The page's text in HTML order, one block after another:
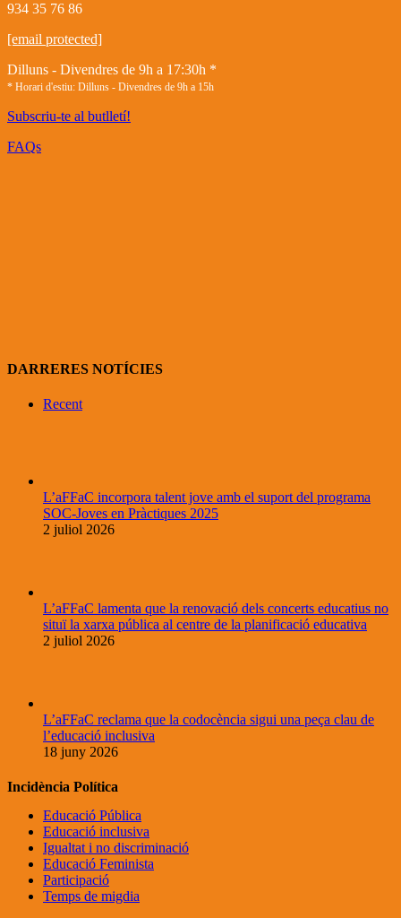
934 35 76 86
[email protected]
Dilluns - Divendres de 9h a 17:30h *
* Horari d'estiu: Dilluns - Divendres de 9h a 15h
Subscriu-te al butlletí!
FAQs
DARRERES NOTÍCIES
Recent
L’aFFaC incorpora talent jove amb el suport del programa
SOC-Joves en Pràctiques 2025
2 juliol 2026
L’aFFaC lamenta que la renovació dels concerts educatius no
situï la xarxa pública al centre de la planificació educativa
2 juliol 2026
L’aFFaC reclama que la codocència sigui una peça clau de
l’educació inclusiva
18 juny 2026
Incidència Política
Educació Pública
Educació inclusiva
Igualtat i no discriminació
Educació Feminista
Participació
Temps de migdia